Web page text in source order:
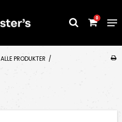
0
ALLE PRODUKTER /